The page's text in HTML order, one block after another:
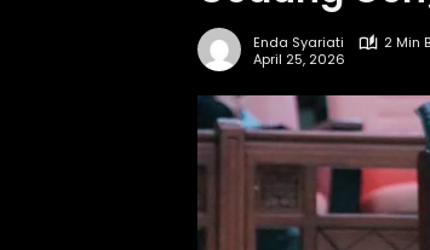
Enda Syariati
2 Min
April 25, 2026